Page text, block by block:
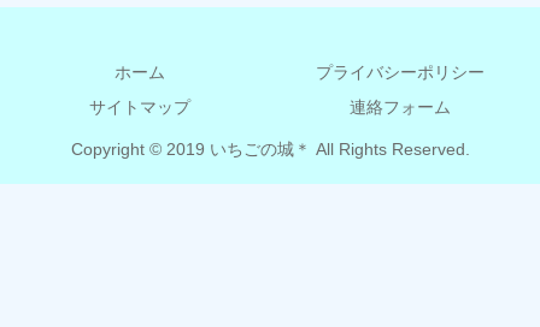
ホーム
プライバシーポリシー
サイトマップ
連絡フォーム
Copyright © 2019 いちごの城＊ All Rights Reserved.